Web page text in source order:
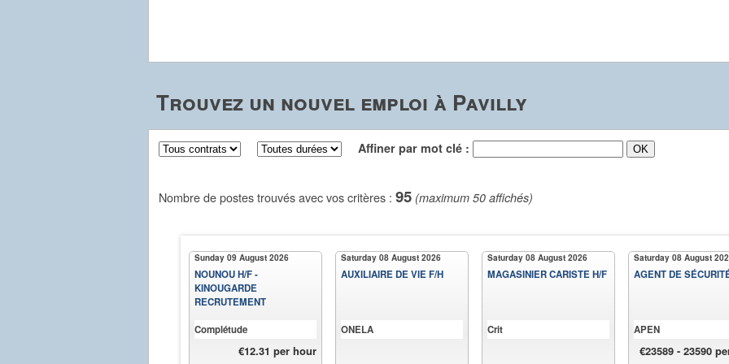
Trouvez un nouvel emploi à Pavilly
Affiner par mot clé :
Nombre de postes trouvés avec vos critères : 95 (maximum 50 affichés)
Sunday 09 August 2026
NOUNOU H/F -
KINOUGARDE
RECRUTEMENT
Complétude
€12.31 per hour
Saturday 08 August 2026
AUXILIAIRE DE VIE F/H
ONELA
Saturday 08 August 2026
MAGASINIER CARISTE H/F
Crit
Saturday 08 August
AGENT DE
APEN
€23589 - 23590